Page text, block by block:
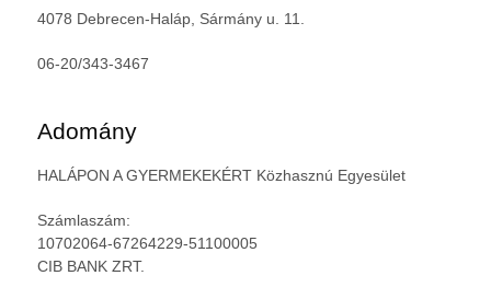
4078 Debrecen-Haláp, Sármány u. 11.
06-20/343-3467
Adomány
HALÁPON A GYERMEKEKÉRT Közhasznú Egyesület
Számlaszám:
10702064-67264229-51100005
CIB BANK ZRT.